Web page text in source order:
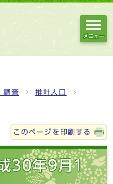
メニュー
調査 推計人口
このページを印刷する
30年9月1